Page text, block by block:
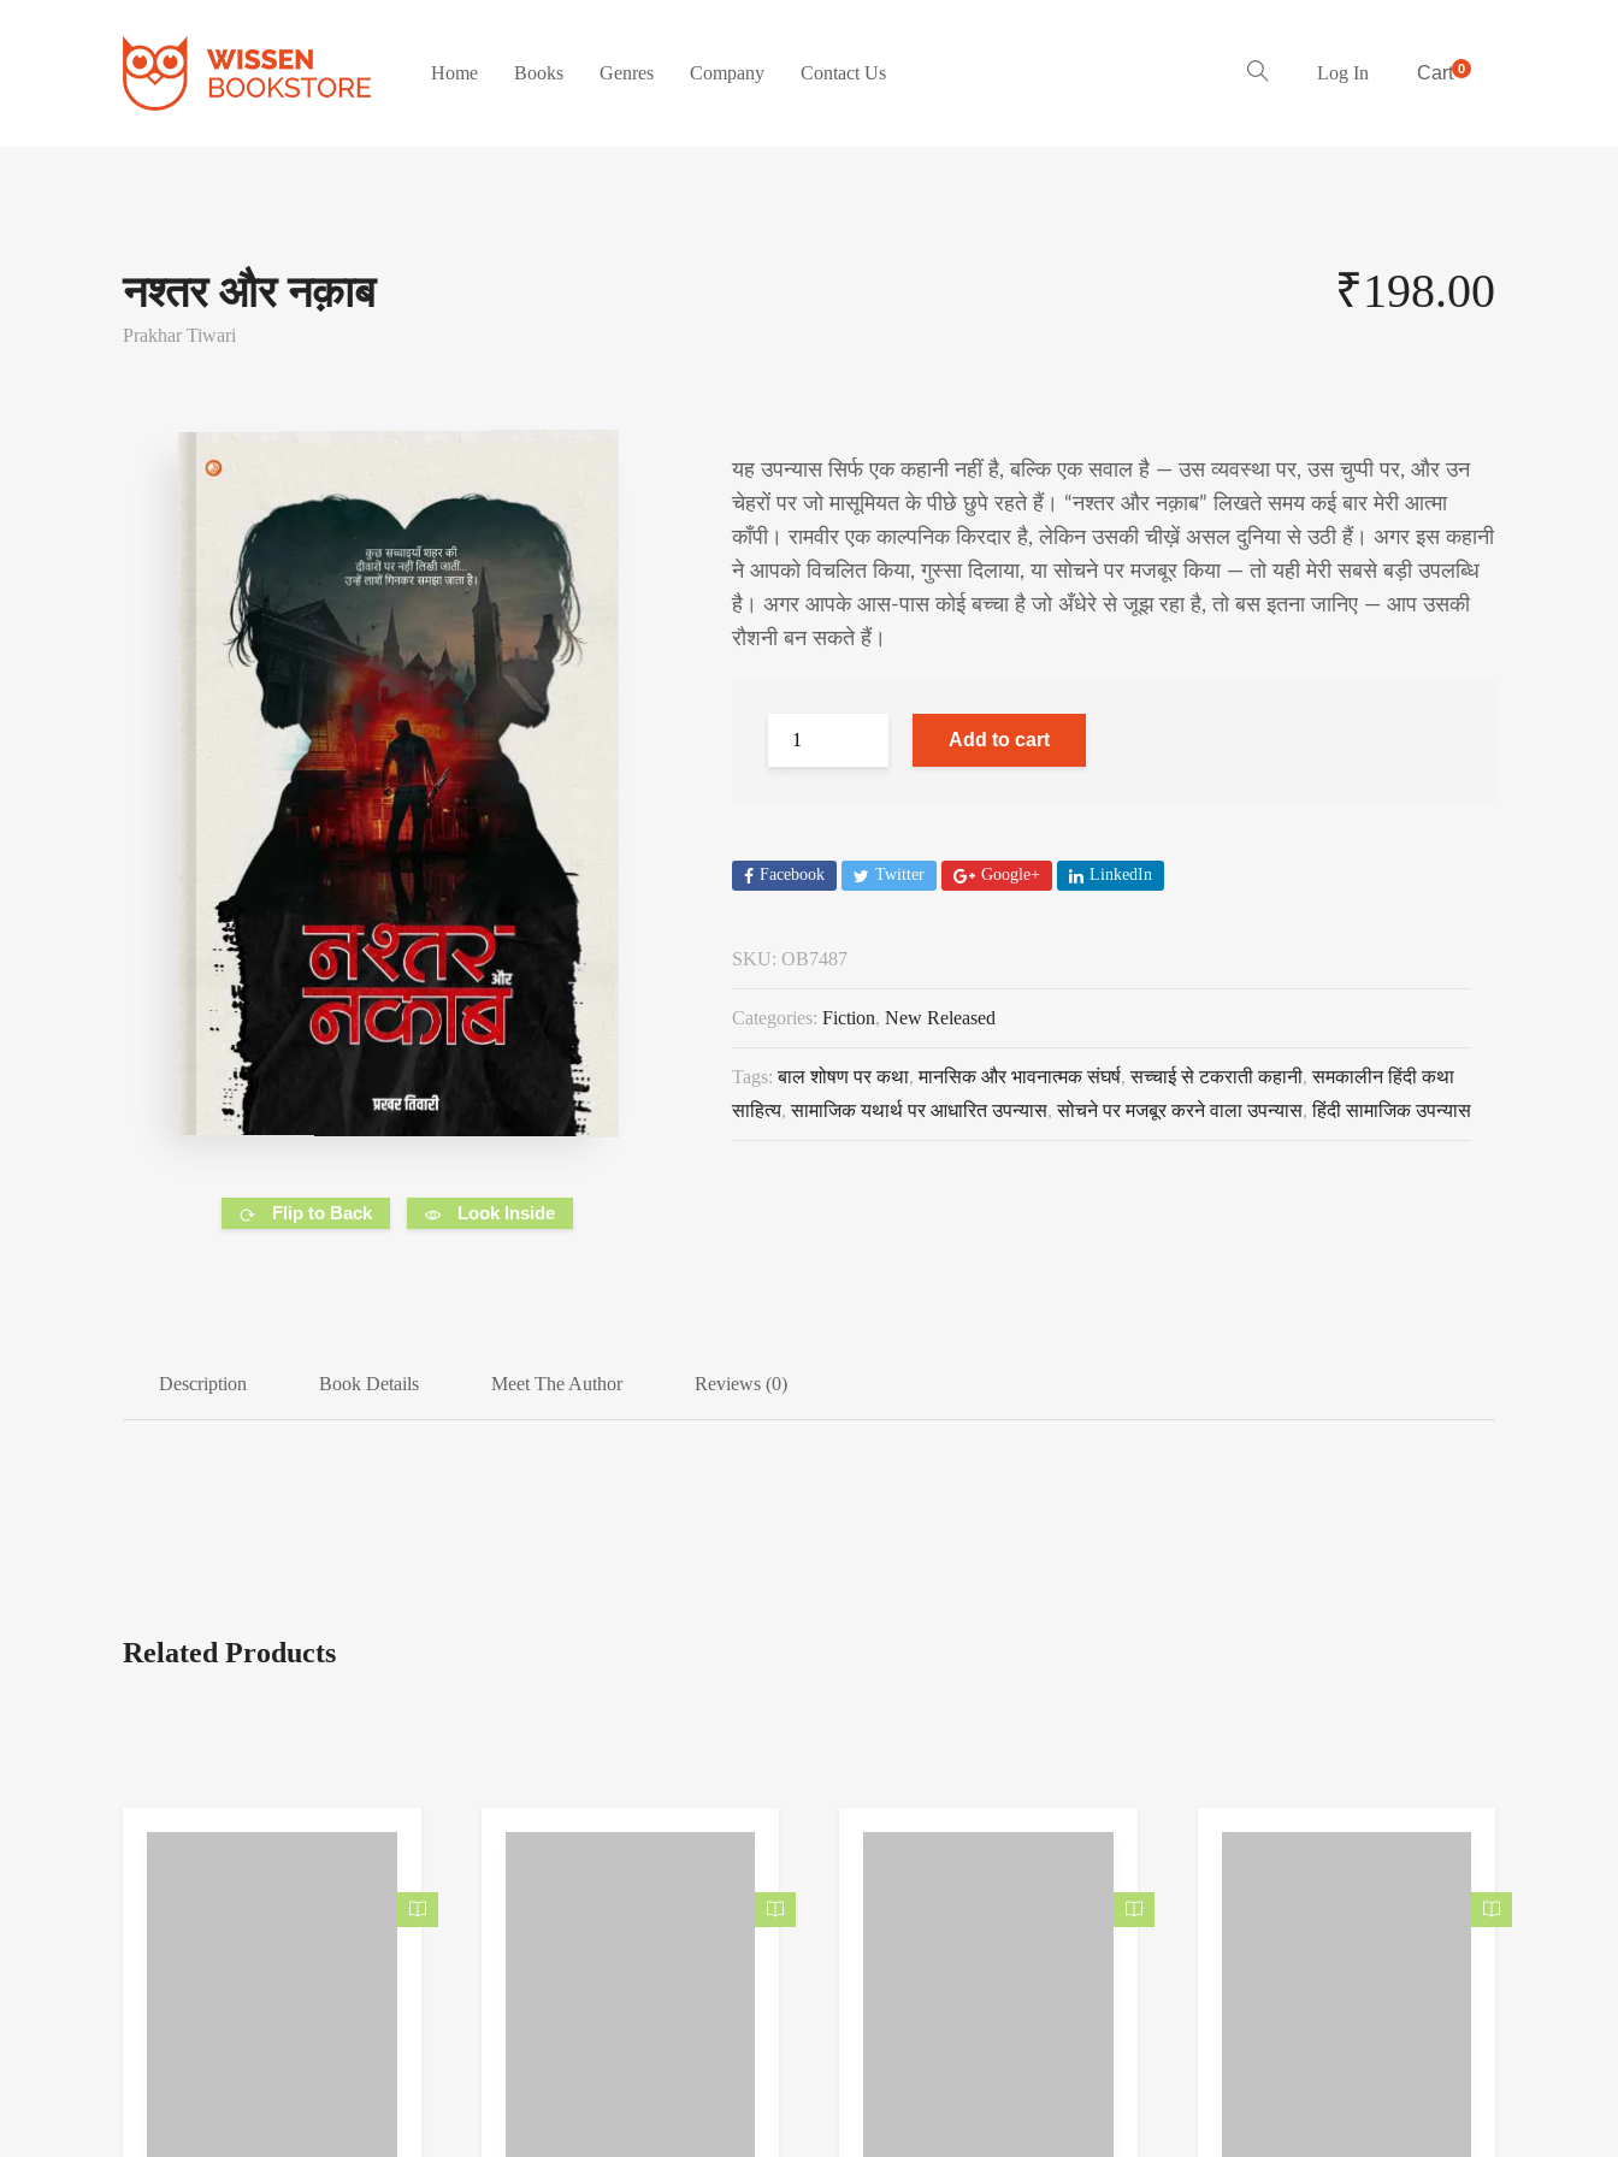
Home Books Genres Company Contact Us Log In Cart0
नश्तर और नक़ाब
Prakhar Tiwari
₹198.00
Flip to Back Look Inside
यह उपन्यास सिर्फ एक कहानी नहीं है, बल्कि एक सवाल है — उस व्यवस्था पर, उस चुप्पी पर, और उन
चेहरों पर जो मासूमियत के पीछे छुपे रहते हैं। “नश्तर और नक़ाब” लिखते समय कई बार मेरी आत्मा
काँपी। रामवीर एक काल्पनिक किरदार है, लेकिन उसकी चीख़ें असल दुनिया से उठी हैं। अगर इस कहानी
ने आपको विचलित किया, गुस्सा दिलाया, या सोचने पर मजबूर किया — तो यही मेरी सबसे बड़ी उपलब्धि
है। अगर आपके आस-पास कोई बच्चा है जो अँधेरे से जूझ रहा है, तो बस इतना जानिए — आप उसकी
रौशनी बन सकते हैं।
Add to cart
Facebook Twitter Google+ LinkedIn
SKU: OB7487
Categories: Fiction, New Released
Tags:बाल शोषण पर कथा,मानसिक और भावनात्मक संघर्ष,सच्चाई से टकराती कहानी,समकालीन हिंदी कथा
साहित्य,सामाजिक यथार्थ पर आधारित उपन्यास,सोचने पर मजबूर करने वाला उपन्यास,हिंदी सामाजिक उपन्यास
Description Book Details Meet The Author Reviews (0)
Related Products